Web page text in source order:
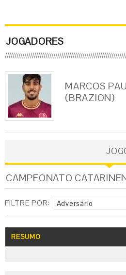
JOGADORES
MARCOS
(BRAZION)
CAMPEONATO
FILTRE POR: Adversário
RESUMO